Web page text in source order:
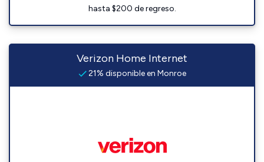
hasta $200 de regreso.
Verizon Home Internet
21% disponible en Monroe